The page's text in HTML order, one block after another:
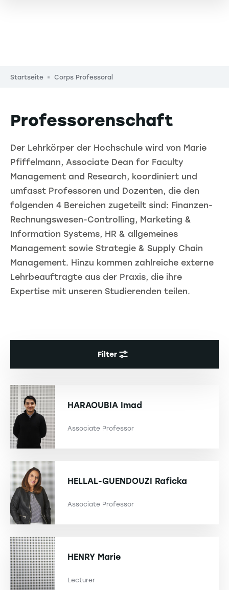
Pfadnavigation
Startseite Corps Professoral
Professorenschaft
Der Lehrkörper der Hochschule wird von Marie
Pfiffelmann, Associate Dean for Faculty
Management and Research, koordiniert und
umfasst Professoren und Dozenten, die den
folgenden 4 Bereichen zugeteilt sind: Finanzen-
Rechnungswesen-Controlling, Marketing &
Information Systems, HR & allgemeines
Management sowie Strategie & Supply Chain
Management. Hinzu kommen zahlreiche externe
Lehrbeauftragte aus der Praxis, die ihre
Expertise mit unseren Studierenden teilen.
Filter
HARAOUBIA Imad
Associate Professor
HELLAL-GUENDOUZI Raficka
Associate Professor
HENRY Marie
Lecturer